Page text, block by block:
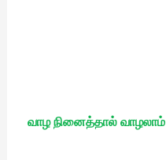
வாழ நினைத்தால் வாழலாம்